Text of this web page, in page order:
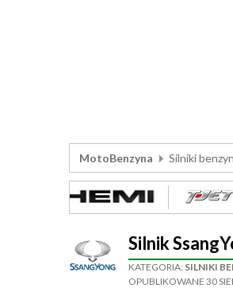
MotoBenzyna Silniki
Silnik
KATEGORIA: SILNIKI
OPUBLIKOWANE 30